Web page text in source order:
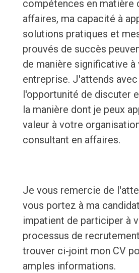
compétences en matière
affaires, ma capacité à
solutions pratiques et
prouvés de succès
de manière significative à
entreprise. J'attends
l'opportunité de discuter
la manière dont je peux
valeur à votre
consultant en affaires.
Je vous remercie de
vous portez à ma
impatient de participer à
processus de
trouver ci-joint mon CV
amples informations.